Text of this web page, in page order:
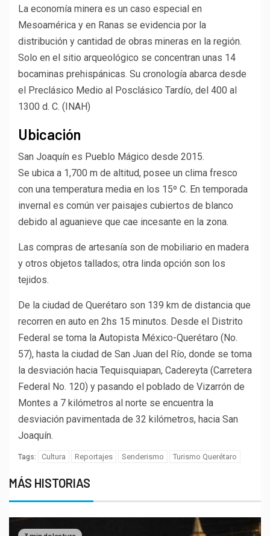
La economía minera es un caso especial en
Mesoamérica y en Ranas se evidencia por la
distribución y cantidad de obras mineras en la región.
Solo en el sitio arqueológico se concentran unas 14
bocaminas prehispánicas. Su cronología abarca desde
el Preclásico Medio al Posclásico Tardío, del 400 al
1300 d. C. (INAH)
Ubicación
San Joaquín es Pueblo Mágico desde 2015.
Se ubica a 1,700 m de altitud, posee un clima fresco
con una temperatura media en los 15º C. En temporada
invernal es común ver paisajes cubiertos de blanco
debido al aguanieve que cae incesante en la zona.
Las compras de artesanía son de mobiliario en madera
y otros objetos tallados; otra linda opción son los
tejidos.
De la ciudad de Querétaro son 139 km de distancia que
recorren en auto en 2hs 15 minutos. Desde el Distrito
Federal se toma la Autopista México-Querétaro (No.
57), hasta la ciudad de San Juan del Río, donde se toma
la desviación hacia Tequisquiapan, Cadereyta (Carretera
Federal No. 120) y pasando el poblado de Vizarrón de
Montes a 7 kilómetros al norte se encuentra la
desviación pavimentada de 32 kilómetros, hacia San
Joaquín.
Tags: Cultura Reportajes Senderismo Turismo Querétaro
MÁS HISTORIAS